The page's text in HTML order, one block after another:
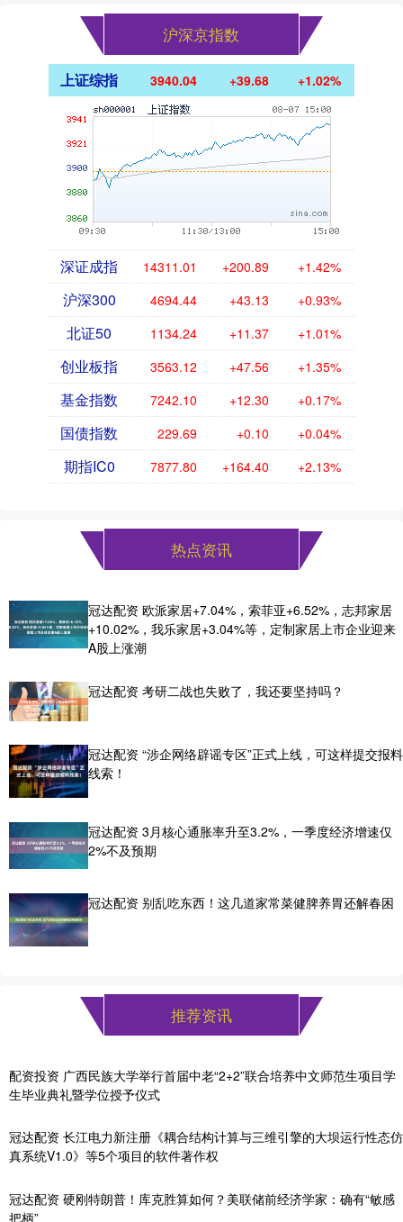
沪深京指数
上证综指 3940.04 +39.68 +1.02%
深证成指 14311.01 +200.89 +1.42%
沪深300 4694.44 +43.13 +0.93%
北证50 1134.24 +11.37 +1.01%
创业板指 3563.12 +47.56 +1.35%
基金指数 7242.10 +12.30 +0.17%
国债指数 229.69 +0.10 +0.04%
期指IC0 7877.80 +164.40 +2.13%
热点资讯
冠达配资 欧派家居+7.04%，索菲亚+6.52%，志邦家居
+10.02%，我乐家居+3.04%等，定制家居上市企业迎来
A股上涨潮
冠达配资 考研二战也失败了，我还要坚持吗？
冠达配资 “涉企网络辟谣专区”正式上线，可这样提交报料
线索！
冠达配资 3月核心通胀率升至3.2%，一季度经济增速仅
2%不及预期
冠达配资 别乱吃东西！这几道家常菜健脾养胃还解春困
推荐资讯
配资投资 广西民族大学举行首届中老“2+2”联合培养中文师范生项目学
生毕业典礼暨学位授予仪式
冠达配资 长江电力新注册《耦合结构计算与三维引擎的大坝运行性态仿
真系统V1.0》等5个项目的软件著作权
冠达配资 硬刚特朗普！库克胜算如何？美联储前经济学家：确有“敏感
把柄”